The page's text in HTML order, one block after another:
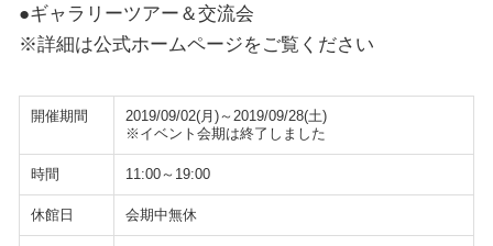
●ギャラリーツアー＆交流会
※詳細は公式ホームページをご覧ください
開催期間
2019/09/02(月)～2019/09/28(土)
※イベント会期は終了しました
時間 11:00～19:00
休館日 会期中無休